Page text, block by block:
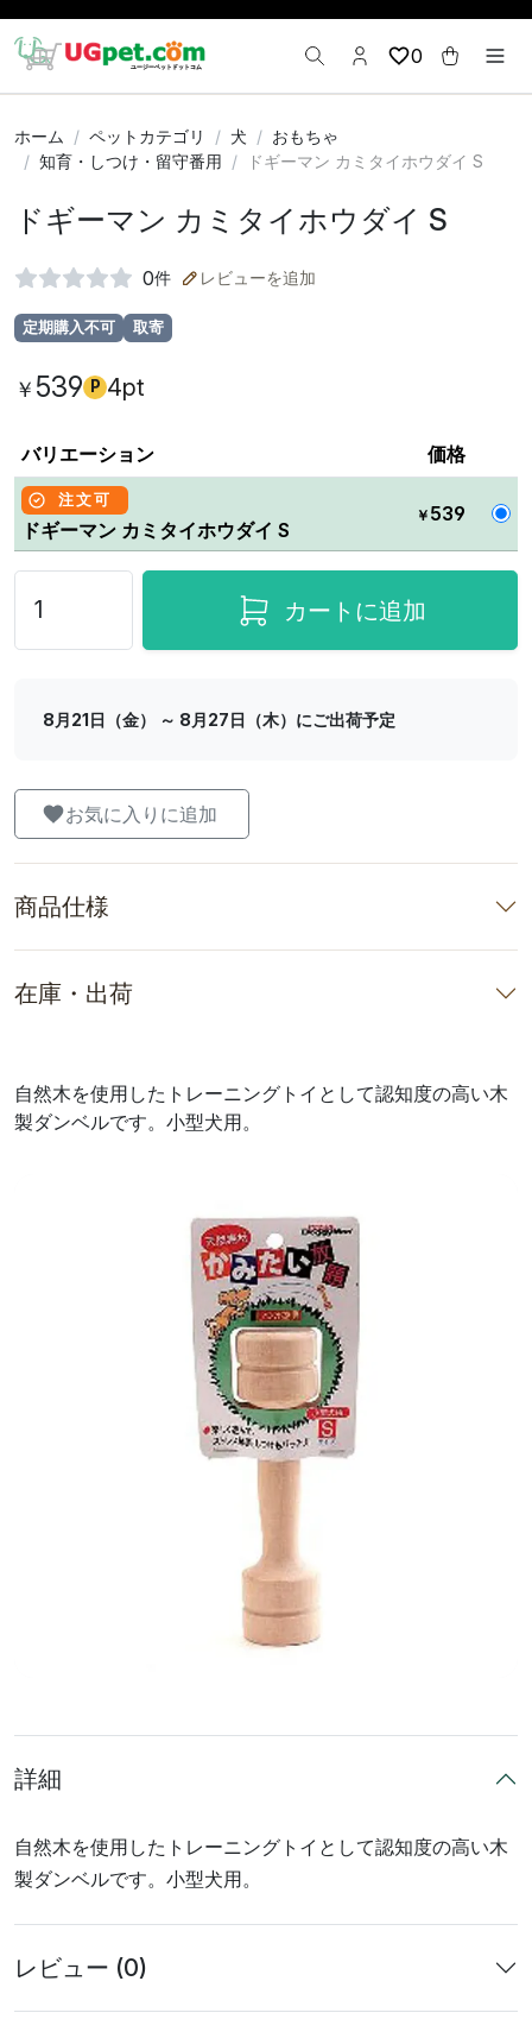
0
ホーム ペットカテゴリ 犬
おもちゃ
知育・しつけ・留守番用
ドギーマン カミタイホウダイ S
ドギーマン カミタイホウダイ S
0件 レビューを追加
定期購入不可 取寄
￥ 539 P 4pt
バリエーション 価格
注文可
ドギーマン カミタイホウダイ S
￥ 539
カートに追加
8月21日（金） ～ 8月27日（木）にご出荷予定
お気に入りに追加
商品仕様
在庫・出荷
自然木を使用したトレーニングトイとして認知度の高い木
製ダンベルです。小型犬用。
詳細
自然木を使用したトレーニングトイとして認知度の高い木
製ダンベルです。小型犬用。
レビュー (0)